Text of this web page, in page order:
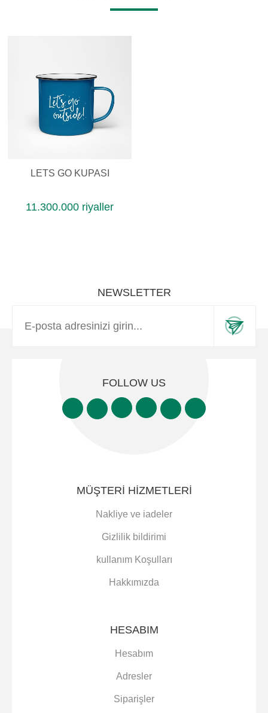
LETS GO KUPASI
11.300.000 riyaller
NEWSLETTER
FOLLOW US
MÜŞTERI HIZMETLERI
Nakliye ve iadeler
Gizlilik bildirimi
kullanım Koşulları
Hakkımızda
HESABIM
Hesabım
Adresler
Siparişler